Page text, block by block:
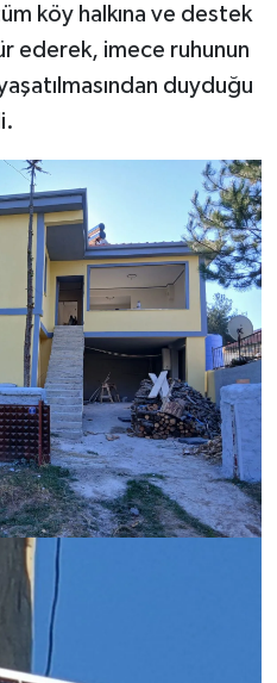
köy halkına ve destek
ederek, imece ruhunun
duyduğu